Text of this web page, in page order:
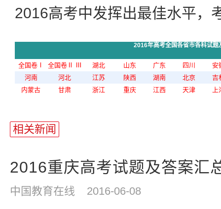
2016高考中发挥出最佳水平，
2016年高考全国各省市各科试题
全国卷Ⅰ 全国卷Ⅱ 湖北 山东 广东 四川
安
河南
河北 江苏 陕西 湖南 北京
吉
内蒙古
甘肃 浙江 重庆 江西 天津 上
相关新闻
2016重庆高考试题及答案汇
中国教育在线 2016-06-08